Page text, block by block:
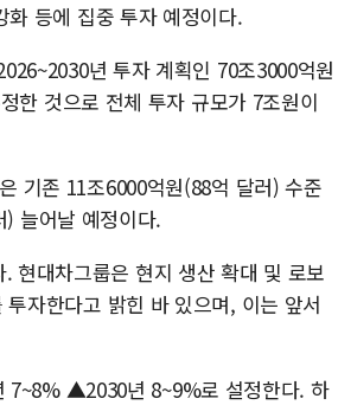
등에 집중 투자 예정이다.
년 투자 계획인 70조3000억원
것으로 전체 투자 규모가 7조원이
기존 11조6000억원(88억 달러) 수준
늘어날 예정이다.
현대차그룹은 현지 생산 확대 및 로보
자한다고 밝힌 바 있으며, 이는 앞서
▲2030년 8~9%로 설정한다. 하